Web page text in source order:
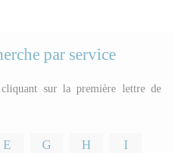
par service
sur la première lettre de
E G H I